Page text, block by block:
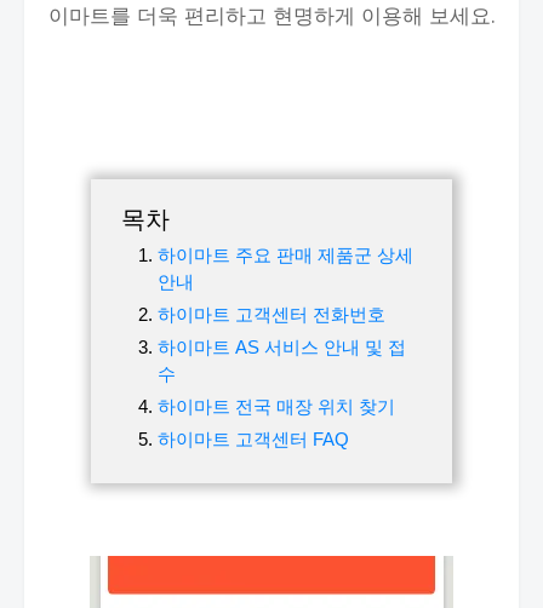
이마트를 더욱 편리하고 현명하게 이용해 보세요.
목차
하이마트 주요 판매 제품군 상세
안내
하이마트 고객센터 전화번호
하이마트 AS 서비스 안내 및 접
수
하이마트 전국 매장 위치 찾기
하이마트 고객센터 FAQ